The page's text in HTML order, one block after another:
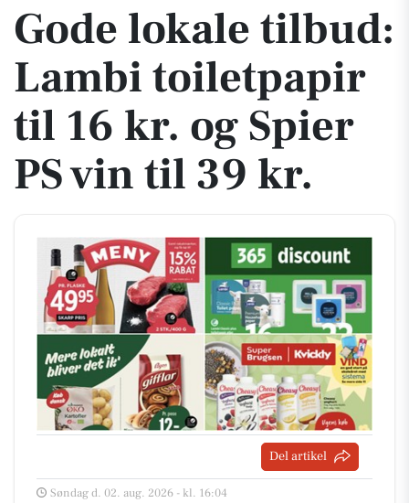
Gode lokale tilbud:
Lambi toiletpapir
til 16 kr. og Spier
PS vin til 39 kr.
Del artikel
Søndag d. 02. aug. 2026 - kl. 16:04